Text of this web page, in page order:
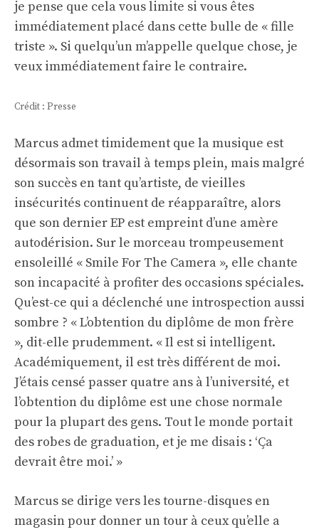
je pense que cela vous limite si vous êtes
immédiatement placé dans cette bulle de « fille
triste ». Si quelqu’un m’appelle quelque chose, je
veux immédiatement faire le contraire.
Crédit : Presse
Marcus admet timidement que la musique est
désormais son travail à temps plein, mais malgré
son succès en tant qu’artiste, de vieilles
insécurités continuent de réapparaître, alors
que son dernier EP est empreint d’une amère
autodérision. Sur le morceau trompeusement
ensoleillé « Smile For The Camera », elle chante
son incapacité à profiter des occasions spéciales.
Qu’est-ce qui a déclenché une introspection aussi
sombre ? « L’obtention du diplôme de mon frère
», dit-elle prudemment. « Il est si intelligent.
Académiquement, il est très différent de moi.
J’étais censé passer quatre ans à l’université, et
l’obtention du diplôme est une chose normale
pour la plupart des gens. Tout le monde portait
des robes de graduation, et je me disais : ‘Ça
devrait être moi.’ »
Marcus se dirige vers les tourne-disques en
magasin pour donner un tour à ceux qu’elle a